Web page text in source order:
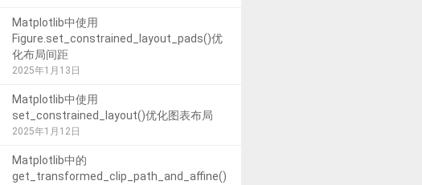
Matplotlib中使用
Figure.set_constrained_layout_pads()优
化布局间距
2025年1月13日
Matplotlib中使用
set_constrained_layout()优化图表布局
2025年1月12日
Matplotlib中的
get_transformed_clip_path_and_affine()